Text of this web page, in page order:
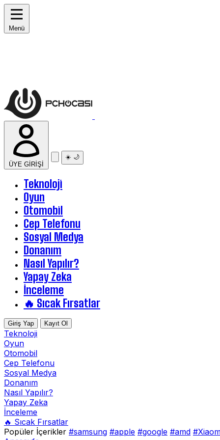
Menü
ÜYE GİRİŞİ
☀️ 🌙
Teknoloji
Oyun
Otomobil
Cep Telefonu
Sosyal Medya
Donanım
Nasıl Yapılır?
Yapay Zeka
İnceleme
🔥 Sıcak Fırsatlar
Giriş Yap Kayıt Ol
Teknoloji
Oyun
Otomobil
Cep Telefonu
Sosyal Medya
Donanım
Nasıl Yapılır?
Yapay Zeka
İnceleme
🔥 Sıcak Fırsatlar
Popüler İçerikler #samsung #apple #google #amd